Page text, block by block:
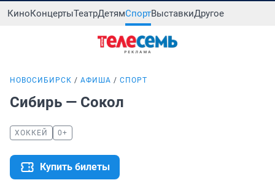
КиноКонцертыТеатрДетямСпортВыставкиДругое
НОВОСИБИРСК АФИША СПОРТ
Сибирь — Сокол
ХОККЕЙ 0+
Купить билеты